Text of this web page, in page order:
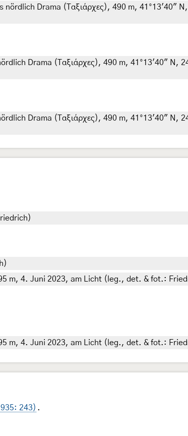
nördlich Drama (Ταξιάρχες), 490 m, 41°13'40"
Drama (Ταξιάρχες), 490 m, 41°13'40"
Drama (Ταξιάρχες), 490 m, 41°13'40"
m, 4. Juni 2023, am Licht (leg., det. & fot.:
m, 4. Juni 2023, am Licht (leg., det. & fot.:
243) .